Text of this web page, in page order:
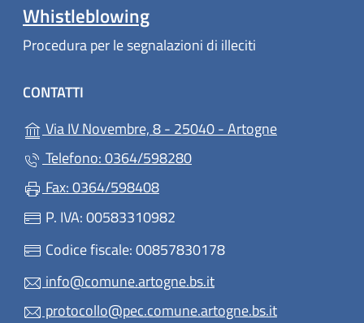
Whistleblowing
Procedura per le segnalazioni di illeciti
CONTATTI
Via IV Novembre, 8 - 25040 - Artogne(apre in
Telefono: 0364/598280
Fax: 0364/598408
P. IVA: 00583310982
Codice fiscale: 00857830178
info@comune.artogne.bs.it
protocollo@pec.comune.artogne.bs.it